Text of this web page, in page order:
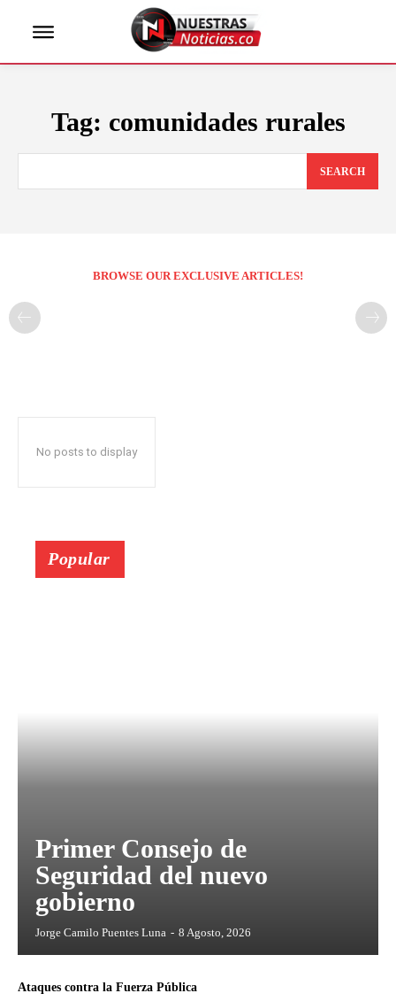
Tag: comunidades rurales
SEARCH
BROWSE OUR EXCLUSIVE ARTICLES!
No posts to display
Popular
Primer Consejo de
Seguridad del nuevo
gobierno
Jorge Camilo Puentes Luna - 8 Agosto, 2026
Ataques contra la Fuerza Pública